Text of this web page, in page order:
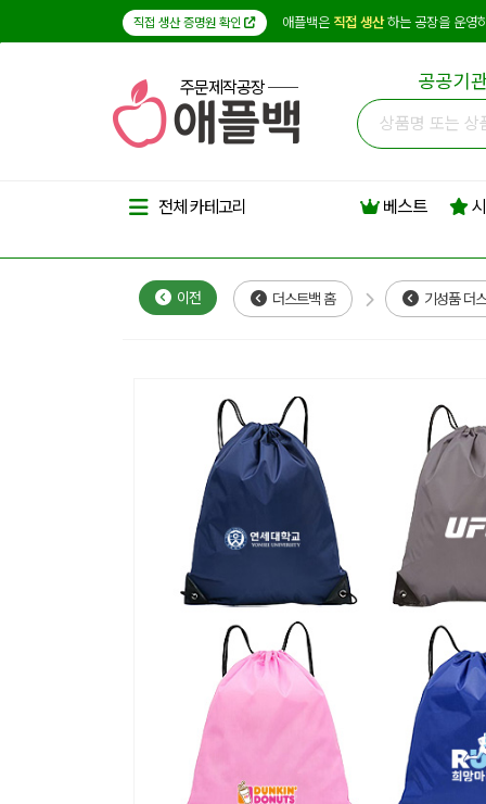
직접 생산 증명원 확인 애플백은 직접 생산하는 공장을 운영
주문제작공장 공공기
전체 카테고리 베스트
이전 더스트백 홈 기성품 더